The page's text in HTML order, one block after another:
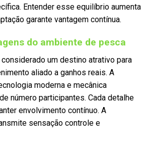
Entender esse equilíbrio aumenta
garante vantagem contínua.
do ambiente de pesca
um destino atrativo para
aliado a ganhos reais. A
moderna e mecânica
número participantes. Cada detalhe
envolvimento contínuo. A
sensação controle e